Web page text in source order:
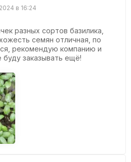
в 16:24
разных сортов базилика,
семян отличная, по
рекомендую компанию и
заказывать ещё!